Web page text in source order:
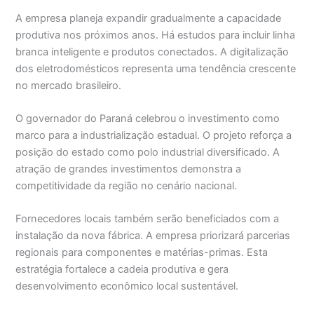
A empresa planeja expandir gradualmente a capacidade
produtiva nos próximos anos. Há estudos para incluir linha
branca inteligente e produtos conectados. A digitalização
dos eletrodomésticos representa uma tendência crescente
no mercado brasileiro.
O governador do Paraná celebrou o investimento como
marco para a industrialização estadual. O projeto reforça a
posição do estado como polo industrial diversificado. A
atração de grandes investimentos demonstra a
competitividade da região no cenário nacional.
Fornecedores locais também serão beneficiados com a
instalação da nova fábrica. A empresa priorizará parcerias
regionais para componentes e matérias-primas. Esta
estratégia fortalece a cadeia produtiva e gera
desenvolvimento econômico local sustentável.